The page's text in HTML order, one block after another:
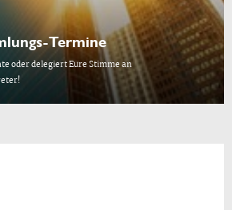
Termine
oder delegiert Eure Stimme an